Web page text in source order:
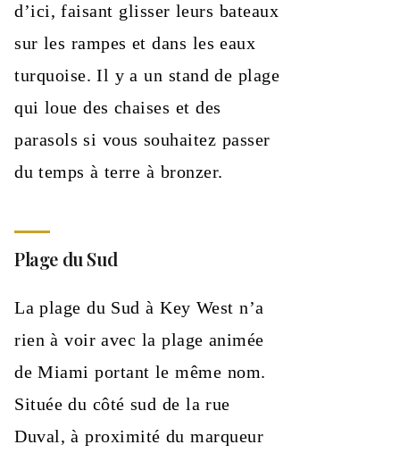
d’ici, faisant glisser leurs bateaux
sur les rampes et dans les eaux
turquoise. Il y a un stand de plage
qui loue des chaises et des
parasols si vous souhaitez passer
du temps à terre à bronzer.
Plage du Sud
La plage du Sud à Key West n’a
rien à voir avec la plage animée
de Miami portant le même nom.
Située du côté sud de la rue
Duval, à proximité du marqueur